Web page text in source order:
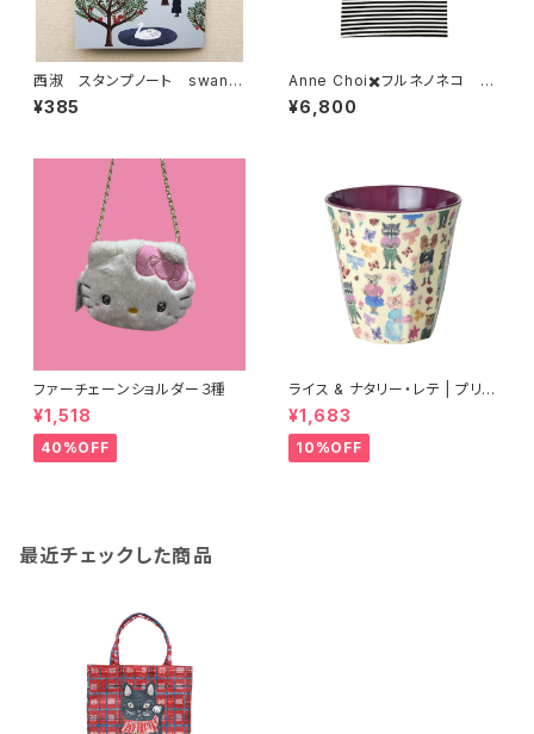
西淑 スタンプノート swan f
orest
¥385
Anne Choi✖️フルネノネコ 限
定Tシャツ①
¥6,800
ファーチェーンショルダー３種
¥1,518
40%OFF
ライス & ナタリー・レテ | プリン
トメラミンカップ ボルドー【タイ
製】
¥1,683
10%OFF
最近チェックした商品